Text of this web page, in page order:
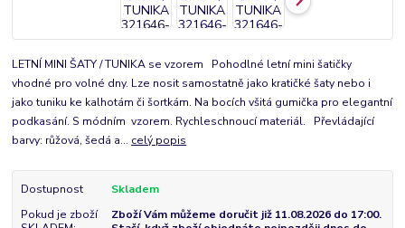
LETNÍ MINI ŠATY / TUNIKA se vzorem Pohodlné letní mini šatičky
vhodné pro volné dny. Lze nosit samostatně jako kratičké šaty nebo i
jako tuniku ke kalhotám či šortkám. Na bocích všitá gumička pro elegantní
podkasání. S módním vzorem. Rychleschnoucí materiál. Převládající
barvy: růžová, šedá a... celý popis
Dostupnost
Skladem
Pokud je zboží
Zboží Vám můžeme doručit již 11.08.2026 do 17:00.